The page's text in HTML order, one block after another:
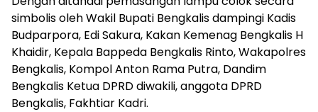
simbolis oleh Wakil Bupati Bengkalis dampingi Kadis
Budparpora, Edi Sakura, Kakan Kemenag Bengkalis H
Khaidir, Kepala Bappeda Bengkalis Rinto, Wakapolres
Bengkalis, Kompol Anton Rama Putra, Dandim
Bengkalis Ketua DPRD diwakili, anggota DPRD
Bengkalis, Fakhtiar Kadri.